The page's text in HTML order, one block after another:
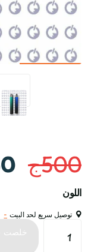
500ج 450ج
اللون
توصيل سريع لحد البيت -
خلصت